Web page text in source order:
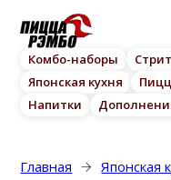
Комбо-наборы
Японская кухня
Напитки
Главная Японская